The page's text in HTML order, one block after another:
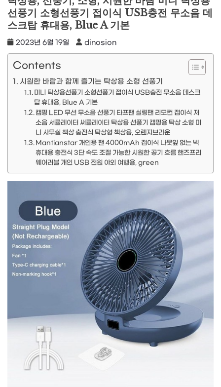
선풍기 소형선풍기 접이식 USB충전 무소음 데
스크탑 휴대용, Blue A 기본
2023년 6월 19일 dinosion
Contents
시원한 바람과 함께 즐기는 탁상용 소형 선풍기
미니 탁상용선풍기 소형선풍기 접이식 USB충전 무소음 데스크
탑 휴대용, Blue A 기본
캠핑 LED 무선 무소음 선풍기 타프팬 실링팬 리모컨 접이식 저
소음 서큘레이터 써큘레이터 탁상용 선풍기 캠핑용 탁상 소형 미
니 사무실 책상 충전식 탁상형 책상용, 오렌지브라운
Mantianstar 개인용 팬 4000mAh 접이식 나뭇잎 없는 넥
휴대용 충전식 3단 속도 조절 가능한 시원한 공기 흐름 핸즈프리
웨어러블 개인 USB 전원 야외 여행용, green